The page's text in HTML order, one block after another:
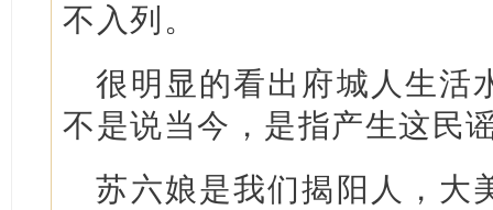
不入列。
很明显的看出府城人生活
不是说当今，是指产生这民
苏六娘是我们揭阳人，大